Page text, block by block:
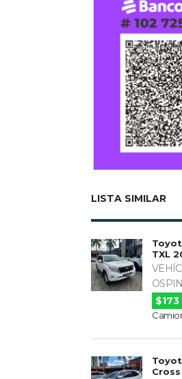
LISTA SIMILAR
TXL